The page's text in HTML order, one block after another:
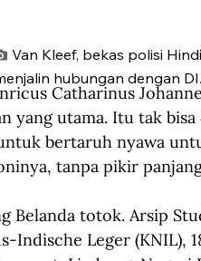
Van Kleef, bekas polisi
hubungan dengan
Catharinus
yang utama. Itu tak
bertaruh nyawa
tanpa pikir
Belanda totok. Arsip
Indische Leger (KNIL),